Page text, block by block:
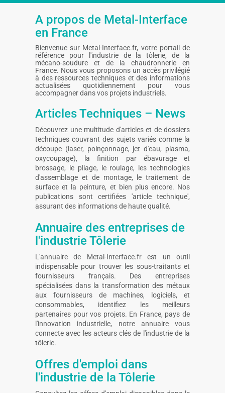
A propos de Metal-Interface
en France
Bienvenue sur Metal-Interface.fr, votre portail de
référence pour l'industrie de la tôlerie, de la
mécano-soudure et de la chaudronnerie en
France. Nous vous proposons un accès privilégié
à des ressources techniques et des informations
actualisées quotidiennement pour vous
accompagner dans vos projets industriels.
Articles Techniques – News
Découvrez une multitude d'articles et de dossiers
techniques couvrant des sujets variés comme la
découpe (laser, poinçonnage, jet d'eau, plasma,
oxycoupage), la finition par ébavurage et
brossage, le pliage, le roulage, les technologies
d'assemblage et de montage, le traitement de
surface et la peinture, et bien plus encore. Nos
publications sont certifiées 'article technique',
assurant des informations de haute qualité.
Annuaire des entreprises de
l'industrie Tôlerie
L'annuaire de Metal-Interface.fr est un outil
indispensable pour trouver les sous-traitants et
fournisseurs français. Des entreprises
spécialisées dans la transformation des métaux
aux fournisseurs de machines, logiciels, et
consommables, identifiez les meilleurs
partenaires pour vos projets. En France, pays de
l'innovation industrielle, notre annuaire vous
connecte avec les acteurs clés de l'industrie de la
tôlerie.
Offres d'emploi dans
l'industrie de la Tôlerie